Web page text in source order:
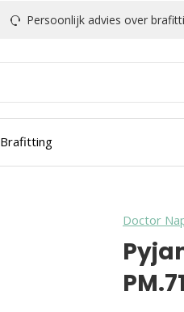
Brafitting
Persoonlijk advies over brafitting &
Doctor